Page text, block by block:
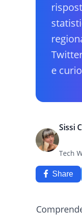
e
Sissi
Tech
Share